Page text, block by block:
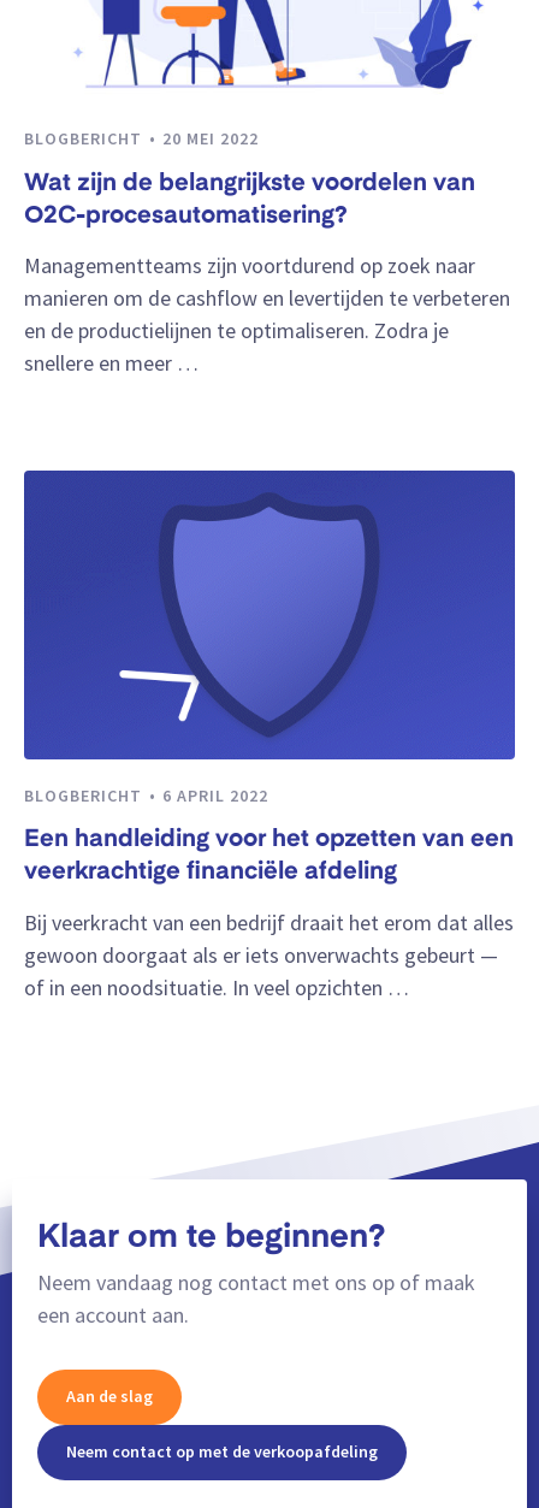
BLOGBERICHT 20 MEI 2022
Wat zijn de belangrijkste voordelen van
O2C-procesautomatisering?
Managementteams zijn voortdurend op zoek naar
manieren om de cashflow en levertijden te verbeteren
en de productielijnen te optimaliseren. Zodra je
snellere en meer …
BLOGBERICHT 6 APRIL 2022
Een handleiding voor het opzetten van een
veerkrachtige financiële afdeling
Bij veerkracht van een bedrijf draait het erom dat alles
gewoon doorgaat als er iets onverwachts gebeurt —
of in een noodsituatie. In veel opzichten …
Klaar om te beginnen?
Neem vandaag nog contact met ons op of maak
een account aan.
Aan de slag
Neem contact op met de verkoopafdeling